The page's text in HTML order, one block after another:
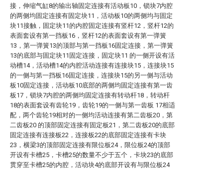
接，伸缩气缸8的输出轴固定连接有活动板10，锁块7内腔
的两侧均固定连接有固定块11，活动板10的两侧均与固定
块11接触，固定块11的内腔固定连接有竖杆12，竖杆12的
表面套设有第一挡板16，竖杆12的表面套设有第一弹簧
13，第一弹簧13的顶部与第一挡板16固定连接，第一弹簧
13的底部与固定块11固定连接，固定块11 的一侧开设有活
动槽14，活动槽14的内腔活动连接有连接块15，连接块15
的一侧与第一挡板16固定连接，连接块15的另一侧与活动
板10固定连接，活动板10底部的两侧均固定连接有第一齿
板17，锁块7内腔的两侧均固定连接有转动杆18，转动杆
18的表面套设有齿轮19，齿轮19的一侧与第一齿板 17相适
配，两个齿轮19相对的一侧均活动连接有第二齿板20，第
二齿板20 的顶部固定连接有固定板21，第二齿板20的底部
固定连接有连接板22，连接板22的底部固定连接有卡块
23，横梁3的顶部固定连接有限位板24，限位板24的顶部
开设有卡槽25，卡槽25的数量不少于五个，卡块23的底部
贯穿至卡槽25的内腔，活动块4的底部开设有与限位板24